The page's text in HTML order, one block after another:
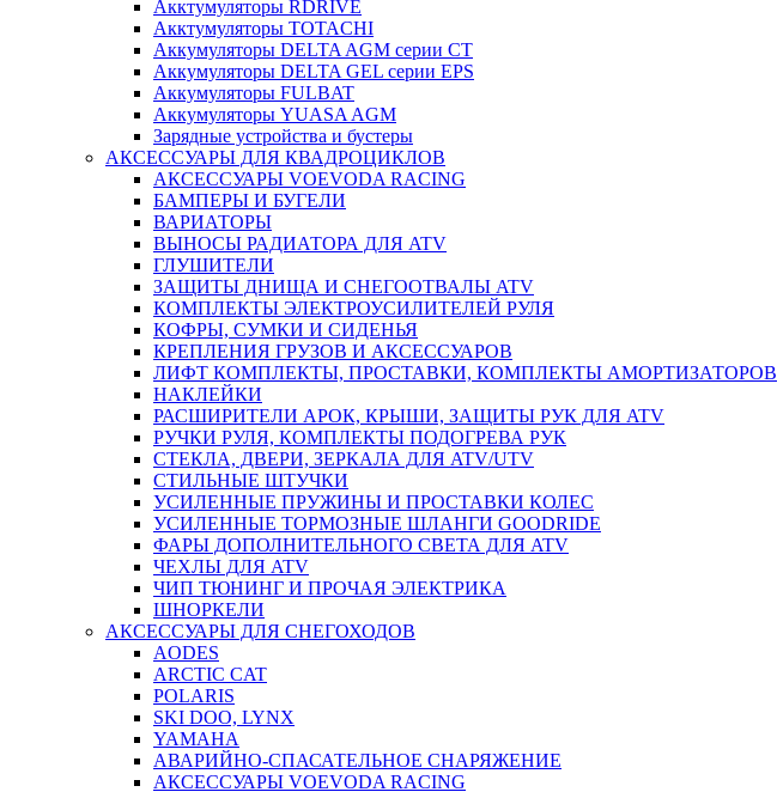
Акктумуляторы RDRIVE
Акктумуляторы TOTACHI
Аккумуляторы DELTA AGM серии CT
Аккумуляторы DELTA GEL серии EPS
Аккумуляторы FULBAT
Аккумуляторы YUASA AGM
Зарядные устройства и бустеры
АКСЕССУАРЫ ДЛЯ КВАДРОЦИКЛОВ
АКСЕССУАРЫ VOEVODA RACING
БАМПЕРЫ И БУГЕЛИ
ВАРИАТОРЫ
ВЫНОСЫ РАДИАТОРА ДЛЯ ATV
ГЛУШИТЕЛИ
ЗАЩИТЫ ДНИЩА И СНЕГООТВАЛЫ ATV
КОМПЛЕКТЫ ЭЛЕКТРОУСИЛИТЕЛЕЙ РУЛЯ
КОФРЫ, СУМКИ И СИДЕНЬЯ
КРЕПЛЕНИЯ ГРУЗОВ И АКСЕССУАРОВ
ЛИФТ КОМПЛЕКТЫ, ПРОСТАВКИ, КОМПЛЕКТЫ АМОРТИЗАТОРОВ
НАКЛЕЙКИ
РАСШИРИТЕЛИ АРОК, КРЫШИ, ЗАЩИТЫ РУК ДЛЯ ATV
РУЧКИ РУЛЯ, КОМПЛЕКТЫ ПОДОГРЕВА РУК
СТЕКЛА, ДВЕРИ, ЗЕРКАЛА ДЛЯ ATV/UTV
СТИЛЬНЫЕ ШТУЧКИ
УСИЛЕННЫЕ ПРУЖИНЫ И ПРОСТАВКИ КОЛЕС
УСИЛЕННЫЕ ТОРМОЗНЫЕ ШЛАНГИ GOODRIDE
ФАРЫ ДОПОЛНИТЕЛЬНОГО СВЕТА ДЛЯ ATV
ЧЕХЛЫ ДЛЯ ATV
ЧИП ТЮНИНГ И ПРОЧАЯ ЭЛЕКТРИКА
ШНОРКЕЛИ
АКСЕССУАРЫ ДЛЯ СНЕГОХОДОВ
AODES
ARCTIC CAT
POLARIS
SKI DOO, LYNX
YAMAHA
АВАРИЙНО-СПАСАТЕЛЬНОЕ СНАРЯЖЕНИЕ
АКСЕССУАРЫ VOEVODA RACING